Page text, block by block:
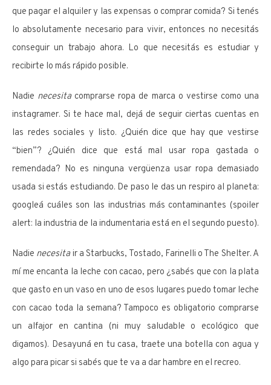
que pagar el alquiler y las expensas o comprar comida? Si tenés
lo absolutamente necesario para vivir, entonces no necesitás
conseguir un trabajo ahora. Lo que necesitás es estudiar y
recibirte lo más rápido posible.
Nadie necesita comprarse ropa de marca o vestirse como una
instagramer. Si te hace mal, dejá de seguir ciertas cuentas en
las redes sociales y listo. ¿Quién dice que hay que vestirse
“bien”? ¿Quién dice que está mal usar ropa gastada o
remendada? No es ninguna vergüenza usar ropa demasiado
usada si estás estudiando. De paso le das un respiro al planeta:
googleá cuáles son las industrias más contaminantes (spoiler
alert: la industria de la indumentaria está en el segundo puesto).
Nadie necesita ir a Starbucks, Tostado, Farinelli o The Shelter. A
mí me encanta la leche con cacao, pero ¿sabés que con la plata
que gasto en un vaso en uno de esos lugares puedo tomar leche
con cacao toda la semana? Tampoco es obligatorio comprarse
un alfajor en cantina (ni muy saludable o ecológico que
digamos). Desayuná en tu casa, traete una botella con agua y
algo para picar si sabés que te va a dar hambre en el recreo.